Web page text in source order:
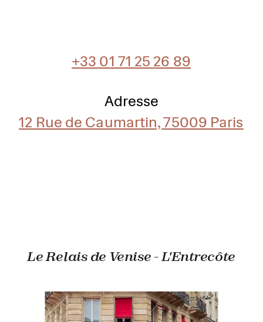
Le Relais de Venise - L'Entrecôte
+33 01 71 25 26 89
Adresse
12 Rue de Caumartin, 75009 Paris